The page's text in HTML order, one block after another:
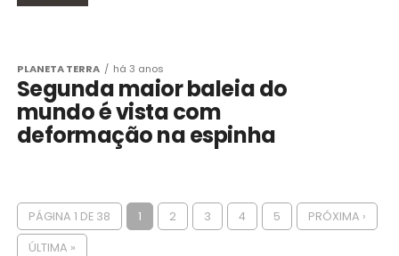
PLANETA TERRA há 3 anos
Segunda maior baleia do
mundo é vista com
deformação na espinha
PÁGINA 1 DE 38 1 2 3 4 5 PRÓXIMA ›
ÚLTIMA »